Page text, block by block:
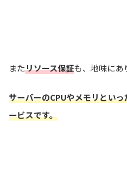
またリソース保証も、地味にあ
サーバーのCPUやメモリとい
ービスです。